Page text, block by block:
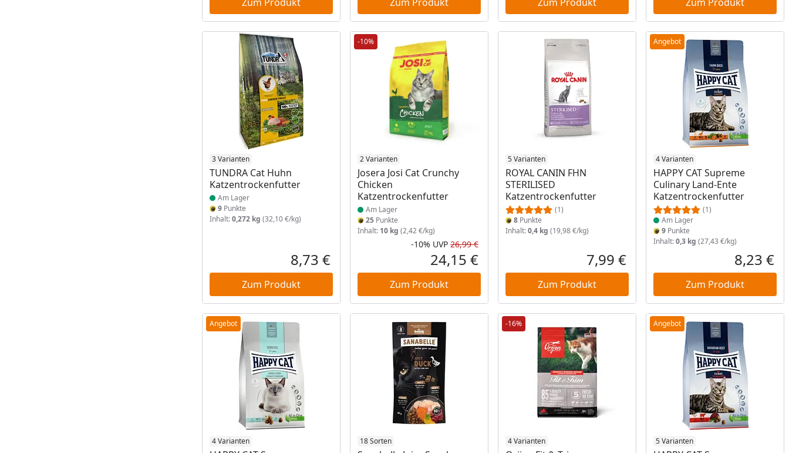
3 Varianten
TUNDRA Cat Huhn
Katzentrockenfutter
Produkt am Lager
Am Lager
9 Punkte
Inhalt:0,272 kg (32,10 €/kg)
Aktueller Preis
8,73 €
Zum Produkt
-10%
2 Varianten
Josera Josi Cat Crunchy
Chicken
Katzentrockenfutter
Produkt am Lager
Am Lager
25 Punkte
Inhalt: 10 kg (2,42 €/kg)
Rabatt in Prozent
-10%
Ursprünglicher Preis
UVP 26,99 €
Aktueller Preis
24,15 €
Zum Produkt
5 Varianten
ROYAL CANIN FHN
STERILISED
Katzentrockenfutter
(1)
8 Punkte
Inhalt:0,4 kg (19,98 €/kg)
Aktueller Preis
7,99 €
Zum Produkt
Angebot
4 Varianten
HAPPY CAT Supreme
Culinary Land-Ente
Katzentrockenfutter
(1)
Produkt am Lager
Am Lager
9 Punkte
Inhalt:0,3 kg (27,43 €/kg)
8,23 €
Zum Produkt
Angebot
4 Varianten
Produkt am Lager 18 Sorten
Produkt am Lager
-16%
4 Varianten
Produkt am Lager
Angebot
5 Varianten
Produkt am Lager